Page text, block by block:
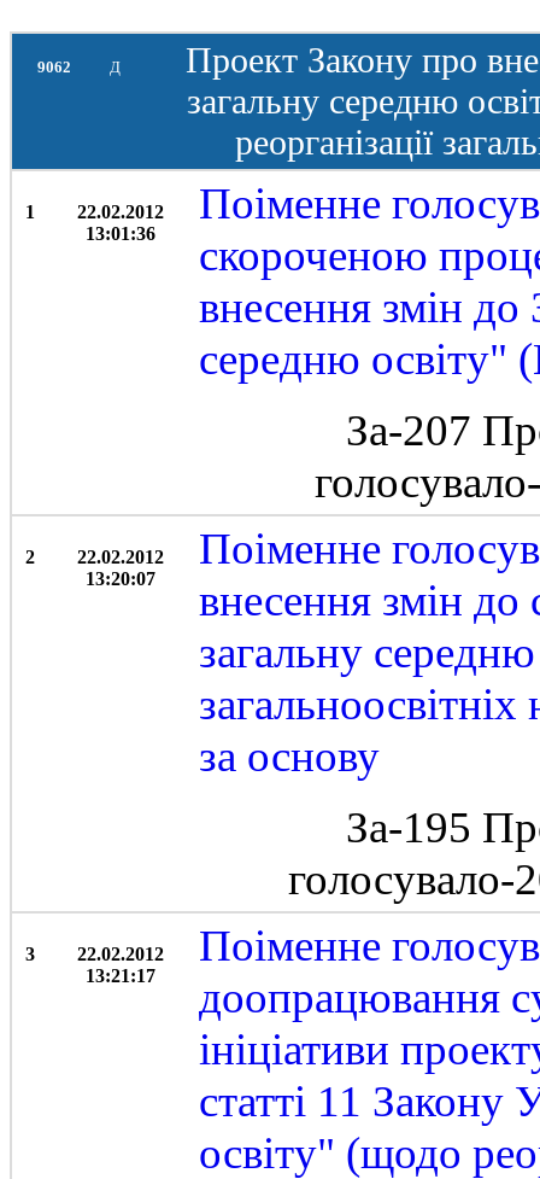
9062 Д
Проект Закону про
загальну середню
реорганізації
1
22.02.2012
13:01:36
Поіменне
скороченою
внесення змін
середню
За-207
2
22.02.2012
13:20:07
Поіменне
внесення змін до
загальну
за основу
За-195
голосувало-
3
22.02.2012
13:21:17
Поіменне
доопрацювання
ініціативи
статті 11
освіту" (щодо